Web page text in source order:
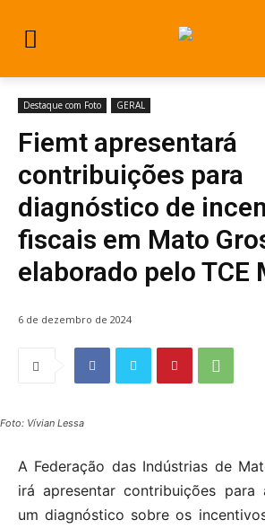
Destaque com Foto GERAL
Fiemt apresentará
contribuições para
diagnóstico de
fiscais em Mato
elaborado pelo TCE
6 de dezembro de 2024
Foto: Vívian Lessa
A Federação das Indústrias de
irá apresentar contribuições
um diagnóstico sobre os